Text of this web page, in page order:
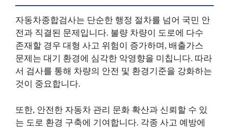
자동차종합검사는 단순한 행정 절차를 넘어 국민 안
전과 직결된 문제입니다. 불량 차량이 도로에 다수
존재할 경우 대형 사고 위험이 증가하며, 배출가스
문제는 대기 환경에 심각한 악영향을 미칩니다. 따라
서 검사를 통해 차량의 안전 및 환경기준을 강화하는
것이 중요합니다.
또한, 안전한 자동차 관리 문화 확산과 신뢰할 수 있
는 도로 환경 구축에 기여합니다. 각종 사고 예방에